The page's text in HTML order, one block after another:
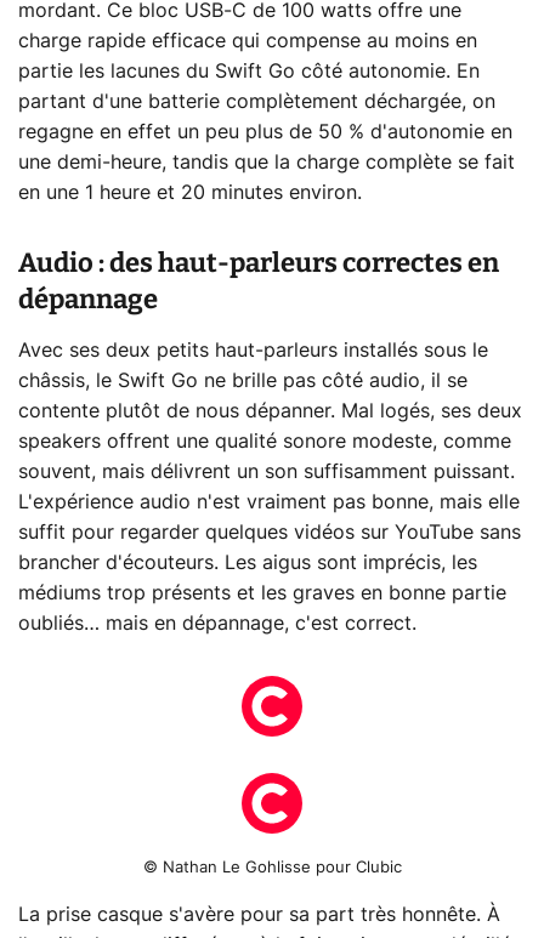
mordant. Ce bloc USB-C de 100 watts offre une
charge rapide efficace qui compense au moins en
partie les lacunes du Swift Go côté autonomie. En
partant d'une batterie complètement déchargée, on
regagne en effet un peu plus de 50 % d'autonomie en
une demi-heure, tandis que la charge complète se fait
en une 1 heure et 20 minutes environ.
Audio : des haut-parleurs correctes en
dépannage
Avec ses deux petits haut-parleurs installés sous le
châssis, le Swift Go ne brille pas côté audio, il se
contente plutôt de nous dépanner. Mal logés, ses deux
speakers offrent une qualité sonore modeste, comme
souvent, mais délivrent un son suffisamment puissant.
L'expérience audio n'est vraiment pas bonne, mais elle
suffit pour regarder quelques vidéos sur YouTube sans
brancher d'écouteurs. Les aigus sont imprécis, les
médiums trop présents et les graves en bonne partie
oubliés… mais en dépannage, c'est correct.
© Nathan Le Gohlisse pour Clubic
La prise casque s'avère pour sa part très honnête. À